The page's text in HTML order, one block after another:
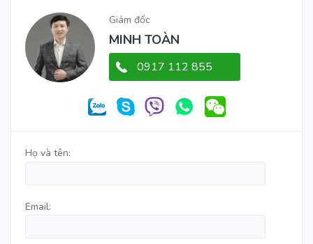
Giám đốc
MINH TOÀN
0917 112 855
Họ và tên:
Email: